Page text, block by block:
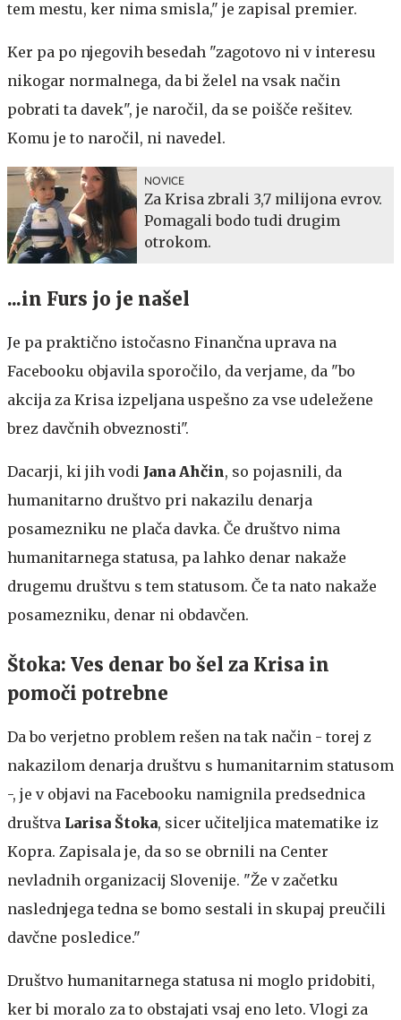
tem mestu, ker nima smisla," je zapisal premier.
Ker pa po njegovih besedah "zagotovo ni v interesu
nikogar normalnega, da bi želel na vsak način
pobrati ta davek", je naročil, da se poišče rešitev.
Komu je to naročil, ni navedel.
NOVICE
Za Krisa zbrali 3,7 milijona evrov.
Pomagali bodo tudi drugim
otrokom.
...in Furs jo je našel
Je pa praktično istočasno Finančna uprava na
Facebooku objavila sporočilo, da verjame, da "bo
akcija za Krisa izpeljana uspešno za vse udeležene
brez davčnih obveznosti".
Dacarji, ki jih vodi Jana Ahčin, so pojasnili, da
humanitarno društvo pri nakazilu denarja
posamezniku ne plača davka. Če društvo nima
humanitarnega statusa, pa lahko denar nakaže
drugemu društvu s tem statusom. Če ta nato nakaže
posamezniku, denar ni obdavčen.
Štoka: Ves denar bo šel za Krisa in
pomoči potrebne
Da bo verjetno problem rešen na tak način - torej z
nakazilom denarja društvu s humanitarnim statusom
-, je v objavi na Facebooku namignila predsednica
društva Larisa Štoka, sicer učiteljica matematike iz
Kopra. Zapisala je, da so se obrnili na Center
nevladnih organizacij Slovenije. "Že v začetku
naslednjega tedna se bomo sestali in skupaj preučili
davčne posledice."
Društvo humanitarnega statusa ni moglo pridobiti,
ker bi moralo za to obstajati vsaj eno leto. Vlogi za